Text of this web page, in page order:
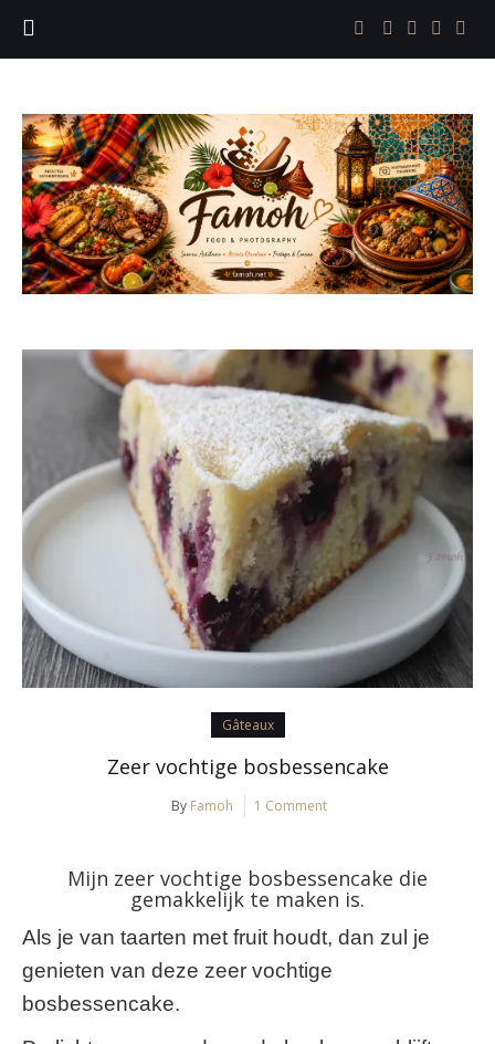
Gâteaux
Zeer vochtige bosbessencake
By Famoh 1 Comment
Mijn zeer vochtige bosbessencake die
gemakkelijk te maken is.
Als je van taarten met fruit houdt, dan zul je
genieten van deze zeer vochtige
bosbessencake.